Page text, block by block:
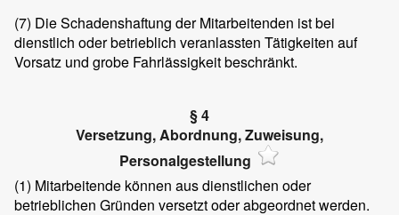
(7) Die Schadenshaftung der Mitarbeitenden ist bei
dienstlich oder betrieblich veranlassten Tätigkeiten auf
Vorsatz und grobe Fahrlässigkeit beschränkt.
§ 4
Versetzung, Abordnung, Zuweisung,
Personalgestellung
(1) Mitarbeitende können aus dienstlichen oder
betrieblichen Gründen versetzt oder abgeordnet werden.